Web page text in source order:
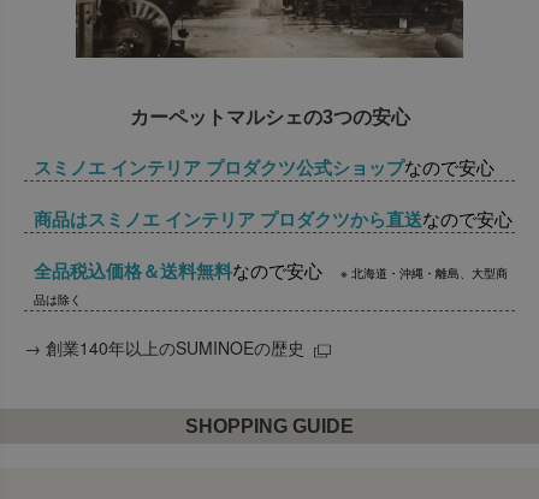
カーペットマルシェの3つの安心
スミノエ インテリア プロダクツ公式ショップなので安心
商品はスミノエ インテリア プロダクツから直送なので安心
全品税込価格＆送料無料なので安心
※ 北海道・沖縄・離島、大型商
品は除く
→ 創業140年以上のSUMINOEの歴史
SHOPPING GUIDE